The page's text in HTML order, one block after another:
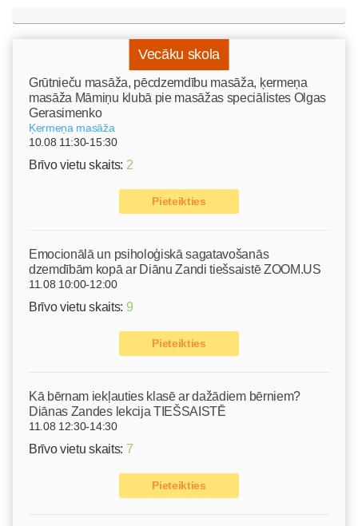
Vecāku skola
Grūtnieču masāža, pēcdzemdību masāža, ķermeņa
masāža Māmiņu klubā pie masāžas speciālistes Olgas
Gerasimenko
Ķermeņa masāža
10.08 11:30-15:30
Brīvo vietu skaits: 2
Pieteikties
Emocionālā un psiholoģiskā sagatavošanās
dzemdībām kopā ar Diānu Zandi tiešsaistē ZOOM.US
11.08 10:00-12:00
Brīvo vietu skaits: 9
Pieteikties
Kā bērnam iekļauties klasē ar dažādiem bērniem?
Diānas Zandes lekcija TIEŠSAISTĒ
11.08 12:30-14:30
Brīvo vietu skaits: 7
Pieteikties